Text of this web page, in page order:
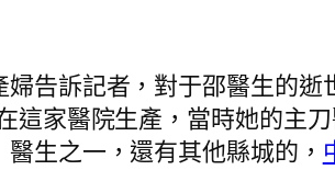
告訴記者，對于邵醫生的逝
這家醫院生產，當時她的主
生之一，還有其他縣城的，